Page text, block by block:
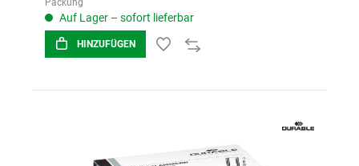
Packung
Auf Lager – sofort lieferbar
HINZUFÜGEN